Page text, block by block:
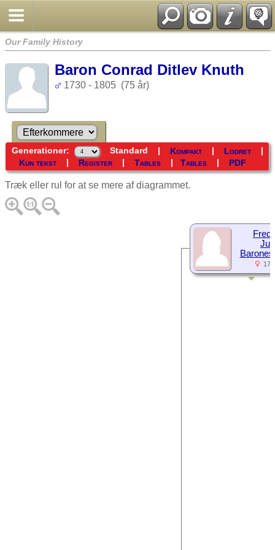
Our Family History
Baron Conrad Ditlev Knuth
1730 - 1805 (75 år)
Generationer: Standard | Kompakt| Lodret|
Kun tekst| Register| Tables| Tables| PDF
Træk eller rul for at se mere af diagrammet.